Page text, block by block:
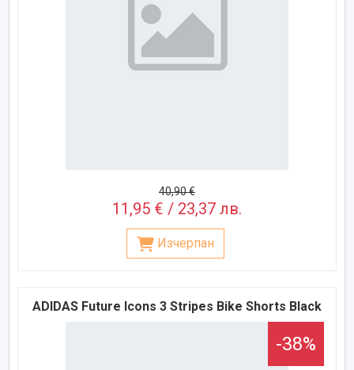
40,90 €
11,95 € / 23,37 лв.
Изчерпан
ADIDAS Future Icons 3 Stripes Bike Shorts Black
-38%